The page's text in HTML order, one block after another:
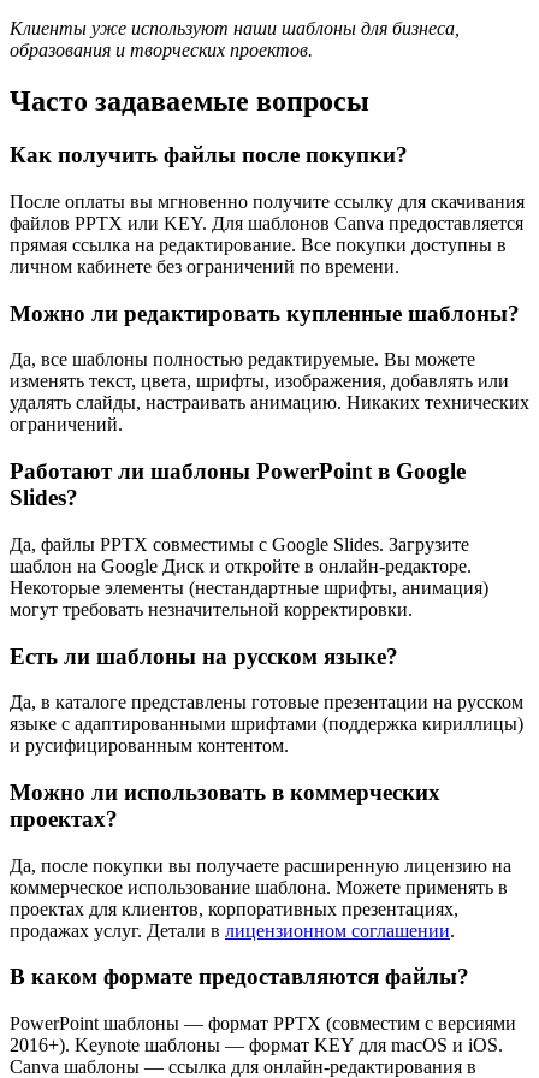
Клиенты уже используют наши шаблоны для бизнеса,
образования и творческих проектов.
Часто задаваемые вопросы
Как получить файлы после покупки?
После оплаты вы мгновенно получите ссылку для скачивания
файлов PPTX или KEY. Для шаблонов Canva предоставляется
прямая ссылка на редактирование. Все покупки доступны в
личном кабинете без ограничений по времени.
Можно ли редактировать купленные шаблоны?
Да, все шаблоны полностью редактируемые. Вы можете
изменять текст, цвета, шрифты, изображения, добавлять или
удалять слайды, настраивать анимацию. Никаких технических
ограничений.
Работают ли шаблоны PowerPoint в Google
Slides?
Да, файлы PPTX совместимы с Google Slides. Загрузите
шаблон на Google Диск и откройте в онлайн-редакторе.
Некоторые элементы (нестандартные шрифты, анимация)
могут требовать незначительной корректировки.
Есть ли шаблоны на русском языке?
Да, в каталоге представлены готовые презентации на русском
языке с адаптированными шрифтами (поддержка кириллицы)
и русифицированным контентом.
Можно ли использовать в коммерческих
проектах?
Да, после покупки вы получаете расширенную лицензию на
коммерческое использование шаблона. Можете применять в
проектах для клиентов, корпоративных презентациях,
продажах услуг. Детали в лицензионном соглашении.
В каком формате предоставляются файлы?
PowerPoint шаблоны — формат PPTX (совместим с версиями
2016+). Keynote шаблоны — формат KEY для macOS и iOS.
Canva шаблоны — ссылка для онлайн-редактирования в